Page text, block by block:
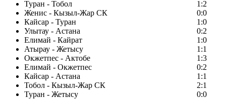
Туран - Тобол
1:2
Женис - Кызыл-Жар СК
0:0
Кайсар - Туран
1:0
Улытау - Астана
0:2
Елимай - Кайрат
1:0
Атырау - Жетысу
1:1
Окжетпес - Актобе
1:3
Елимай - Окжетпес
0:2
Кайсар - Астана
1:1
Тобол - Кызыл-Жар СК
2:1
Туран - Жетысу
0:0